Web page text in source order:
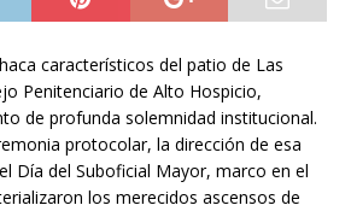
característicos del patio de Las
Penitenciario de Alto Hospicio,
de profunda solemnidad institucional.
protocolar, la dirección de esa
Día del Suboficial Mayor, marco en el
los merecidos ascensos de